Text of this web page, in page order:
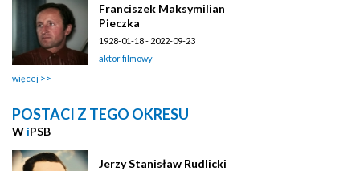
Franciszek Maksymilian
Pieczka
1928-01-18 - 2022-09-23
aktor filmowy
więcej
POSTACI Z TEGO OKRESU
W iPSB
Jerzy Stanisław Rudlicki